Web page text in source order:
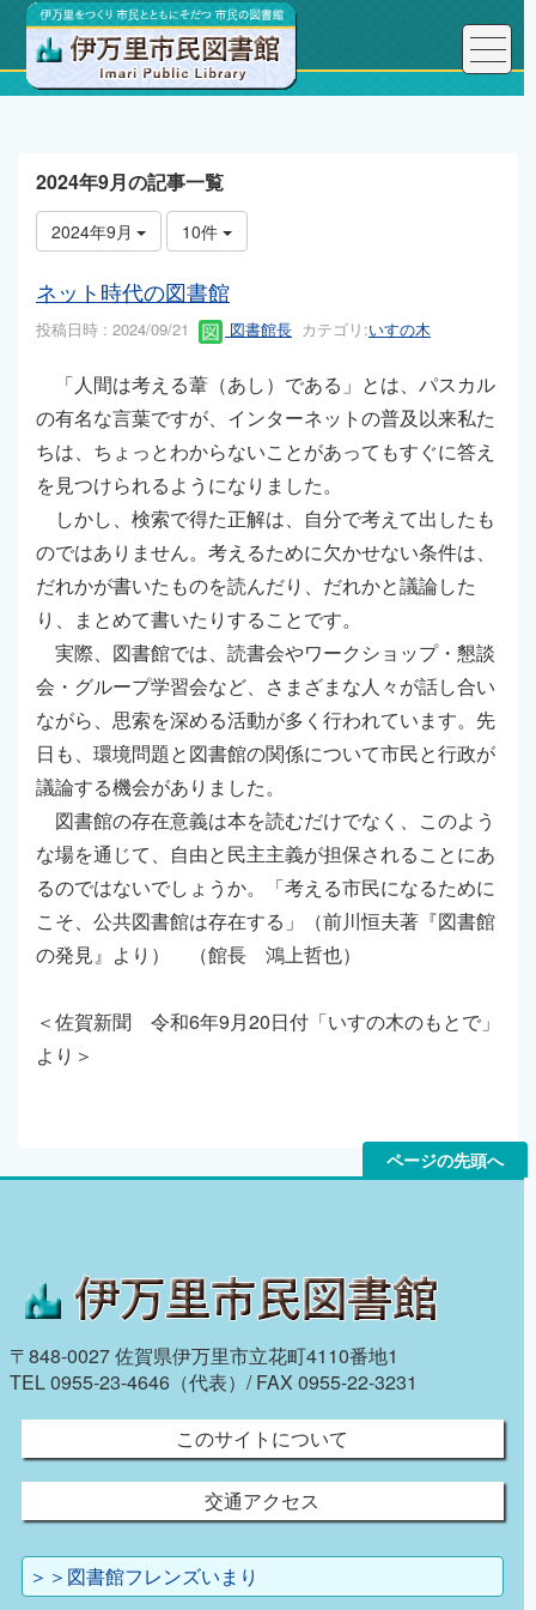
トップページ こんにちは、図書館長です！
2024年9月の記事一覧
2024年9月 10件
ネット時代の図書館
投稿日時 : 2024/09/21 図書館長 カテゴリ:いすの木
「人間は考える葦（あし）である」とは、パスカル
の有名な言葉ですが、インターネットの普及以来私た
ちは、ちょっとわからないことがあってもすぐに答え
を見つけられるようになりました。
しかし、検索で得た正解は、自分で考えて出したも
のではありません。考えるために欠かせない条件は、
だれかが書いたものを読んだり、だれかと議論した
り、まとめて書いたりすることです。
実際、図書館では、読書会やワークショップ・懇談
会・グループ学習会など、さまざまな人々が話し合い
ながら、思索を深める活動が多く行われています。先
日も、環境問題と図書館の関係について市民と行政が
議論する機会がありました。
図書館の存在意義は本を読むだけでなく、このよう
な場を通じて、自由と民主主義が担保されることにあ
るのではないでしょうか。「考える市民になるために
こそ、公共図書館は存在する」（前川恒夫著『図書館
の発見』より） （館長 鴻上哲也）
＜佐賀新聞 令和6年9月20日付「いすの木のもとで」
より＞
ページの先頭へ
〒848-0027 佐賀県伊万里市立花町4110番地1
TEL 0955-23-4646（代表）/ FAX 0955-22-3231
このサイトについて
交通アクセス
＞＞図書館フレンズいまり